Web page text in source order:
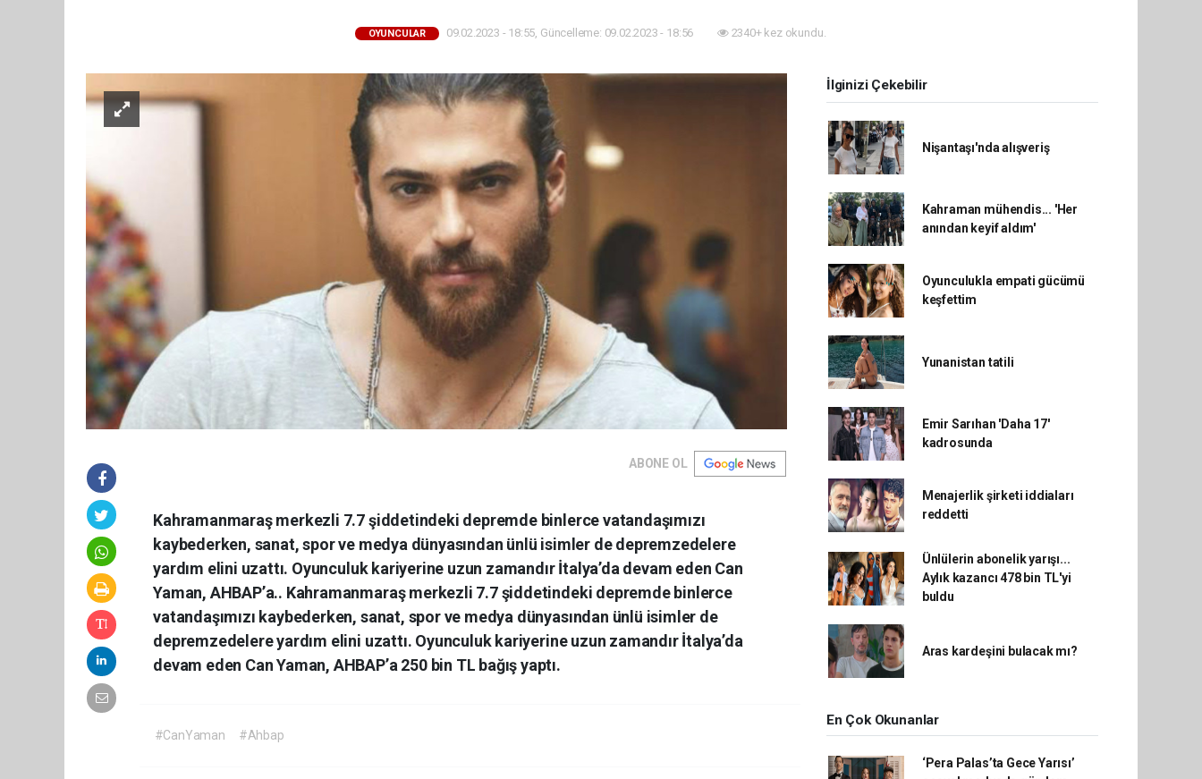
OYUNCULAR 09.02.2023 - 18:55, Güncelleme: 09.02.2023 - 18:56 2340+ kez okundu.
ABONE OL
Kahramanmaraş merkezli 7.7 şiddetindeki depremde binlerce vatandaşımızı
kaybederken, sanat, spor ve medya dünyasından ünlü isimler de depremzedelere
yardım elini uzattı. Oyunculuk kariyerine uzun zamandır İtalya’da devam eden Can
Yaman, AHBAP’a.. Kahramanmaraş merkezli 7.7 şiddetindeki depremde binlerce
vatandaşımızı kaybederken, sanat, spor ve medya dünyasından ünlü isimler de
depremzedelere yardım elini uzattı. Oyunculuk kariyerine uzun zamandır İtalya’da
devam eden Can Yaman, AHBAP’a 250 bin TL bağış yaptı.
#CanYaman #Ahbap
İlginizi Çekebilir
Nişantaşı'nda alışveriş
Kahraman mühendis... 'Her
anından keyif aldım'
Oyunculukla empati gücümü
keşfettim
Yunanistan tatili
Emir Sarıhan 'Daha 17'
kadrosunda
Menajerlik şirketi iddiaları
reddetti
Ünlülerin abonelik yarışı...
Aylık kazancı 478 bin TL'yi
buldu
Aras kardeşini bulacak mı?
En Çok Okunanlar
‘Pera Palas’ta Gece Yarısı’